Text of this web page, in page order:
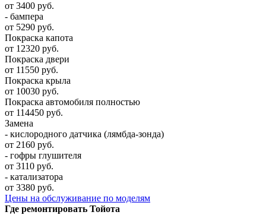
от 3400 руб.
- бампера
от 5290 руб.
Покраска капота
от 12320 руб.
Покраска двери
от 11550 руб.
Покраска крыла
от 10030 руб.
Покраска автомобиля полностью
от 114450 руб.
Замена
- кислородного датчика (лямбда-зонда)
от 2160 руб.
- гофры глушителя
от 3110 руб.
- катализатора
от 3380 руб.
Цены на обслуживание по моделям
Где ремонтировать Тойота